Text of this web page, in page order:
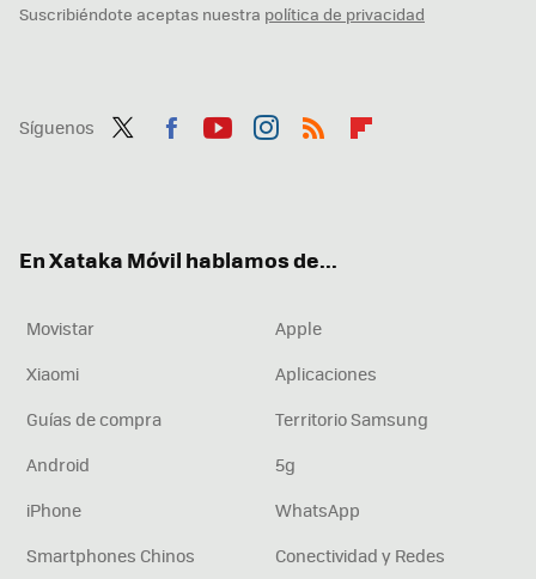
Suscribiéndote aceptas nuestra política de privacidad
Síguenos
En Xataka Móvil hablamos de...
Movistar
Apple
Xiaomi
Aplicaciones
Guías de compra
Territorio Samsung
Android
5g
iPhone
WhatsApp
Smartphones Chinos
Conectividad y Redes